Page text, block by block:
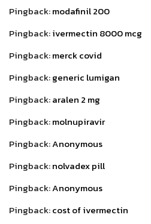
Pingback:modafinil 200
Pingback:ivermectin 8000 mcg
Pingback:merck covid
Pingback:generic lumigan
Pingback:aralen 2 mg
Pingback:molnupiravir
Pingback:Anonymous
Pingback:nolvadex pill
Pingback:Anonymous
Pingback:cost of ivermectin